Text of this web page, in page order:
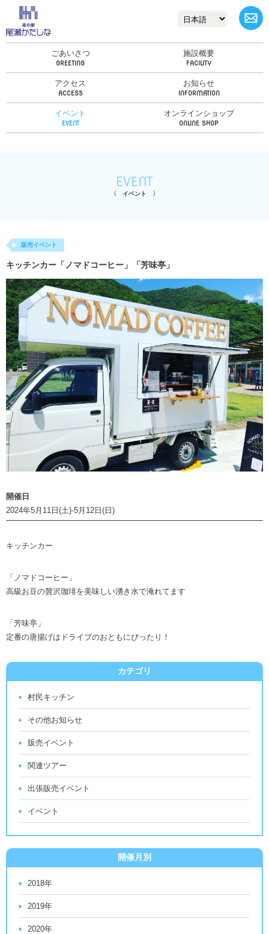
ごあいさつ 施設概要
アクセス お知らせ
イベント オンラインショップ
EVENT
イベント
販売イベント
キッチンカー「ノマドコーヒー」「芳味亭」
開催日
2024年5月11日(土)-5月12日(日)
キッチンカー
「ノマドコーヒー」
高級お豆の贅沢珈琲を美味しい湧き水で淹れてます
「芳味亭」
定番の唐揚げはドライブのおともにぴったり！
カテゴリ
村民キッチン
その他お知らせ
販売イベント
関連ツアー
出張販売イベント
イベント
開催月別
2018年
2019年
2020年